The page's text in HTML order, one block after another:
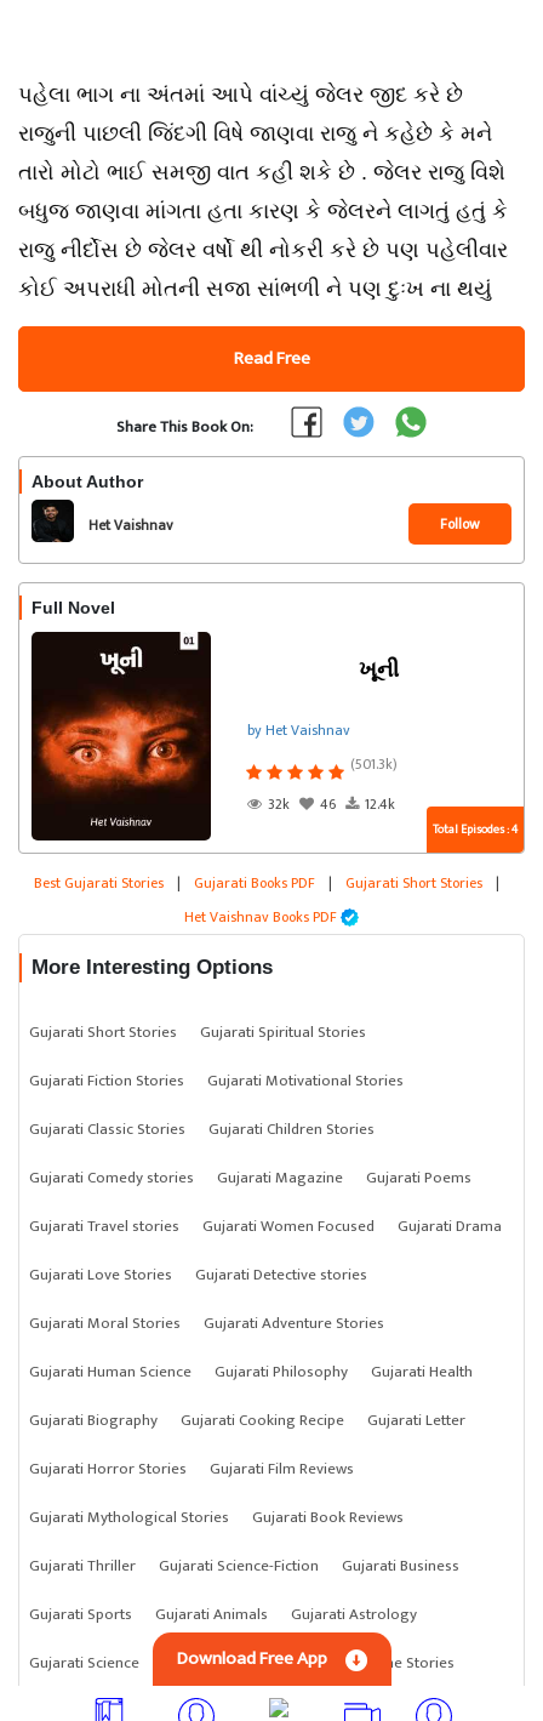
પહેલા ભાગ ના અંતમાં આપે વાંચ્યું જેલર જીદ કરે છે
રાજુની પાછલી જિંદગી વિષે જાણવા રાજુ ને કહેછે કે મને
તારો મોટો ભાઈ સમજી વાત કહી શકે છે . જેલર રાજુ વિશે
બધુજ જાણવા માંગતા હતા કારણ કે જેલરને લાગતું હતું કે
રાજુ નીર્દોસ છે જેલર વર્ષો થી નોકરી કરે છે પણ પહેલીવાર
કોઈ અપરાધી મોતની સજા સાંભળી ને પણ દુઃખ ના થયું
Read Free
Share This Book On:
About Author
Het Vaishnav Follow
Full Novel
ખૂની
by Het Vaishnav
(501.3k)
32k
46 12.4k
Total Episodes : 4
Best Gujarati Stories | Gujarati Books PDF | Gujarati Short Stories |
Het Vaishnav Books PDF
More Interesting Options
Gujarati Short Stories
Gujarati Spiritual Stories
Gujarati Fiction Stories
Gujarati Motivational Stories
Gujarati Classic Stories
Gujarati Children Stories
Gujarati Comedy stories
Gujarati Magazine
Gujarati Poems
Gujarati Travel stories
Gujarati Women Focused
Gujarati Drama
Gujarati Love Stories
Gujarati Detective stories
Gujarati Moral Stories
Gujarati Adventure Stories
Gujarati Human Science
Gujarati Philosophy
Gujarati Health
Gujarati Biography
Gujarati Cooking Recipe
Gujarati Letter
Gujarati Horror Stories
Gujarati Film Reviews
Gujarati Mythological Stories
Gujarati Book Reviews
Gujarati Thriller
Gujarati Science-Fiction
Gujarati Business
Gujarati Sports
Gujarati Animals
Gujarati Astrology
Gujarati Science
Gujarati Anything Gujarati Crime Stories
Download Free App